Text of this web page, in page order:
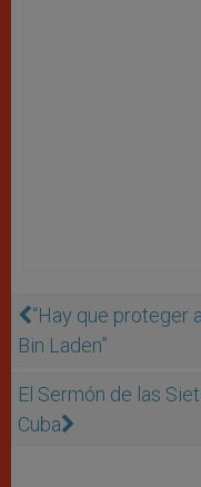
“Hay que proteger
Bin Laden”
El Sermón de las
Cuba